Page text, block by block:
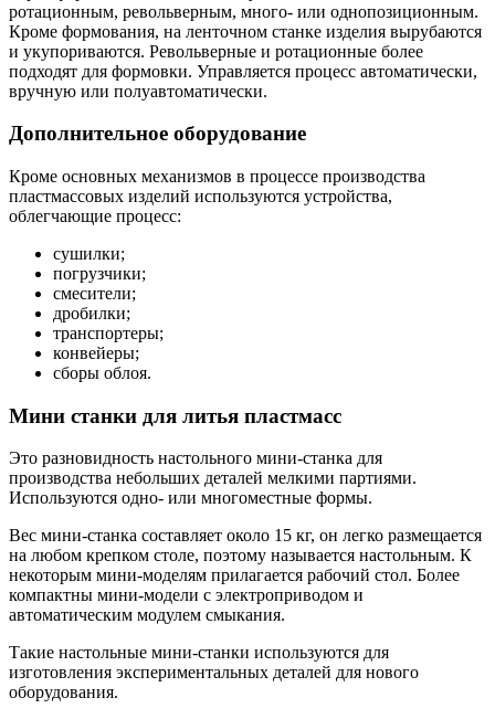
ротационным, револьверным, много- или однопозиционным.
Кроме формования, на ленточном станке изделия вырубаются
и укупориваются. Револьверные и ротационные более
подходят для формовки. Управляется процесс автоматически,
вручную или полуавтоматически.
Дополнительное оборудование
Кроме основных механизмов в процессе производства
пластмассовых изделий используются устройства,
облегчающие процесс:
сушилки;
погрузчики;
смесители;
дробилки;
транспортеры;
конвейеры;
сборы облоя.
Мини станки для литья пластмасс
Это разновидность настольного мини-станка для
производства небольших деталей мелкими партиями.
Используются одно- или многоместные формы.
Вес мини-станка составляет около 15 кг, он легко размещается
на любом крепком столе, поэтому называется настольным. К
некоторым мини-моделям прилагается рабочий стол. Более
компактны мини-модели с электроприводом и
автоматическим модулем смыкания.
Такие настольные мини-станки используются для
изготовления экспериментальных деталей для нового
оборудования.